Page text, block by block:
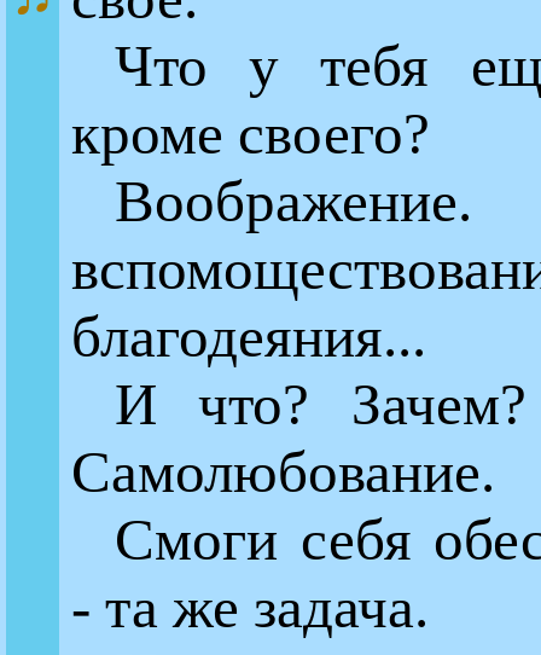
Что у тебя
кроме своего?
благодеяния...
И что?
Самолюбование.
Смоги себя
- та же задача.